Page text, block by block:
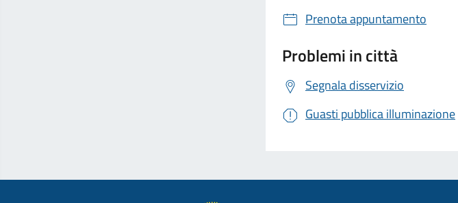
Prenota appuntamento
Problemi in città
Segnala disservizio
Guasti pubblica illuminazione